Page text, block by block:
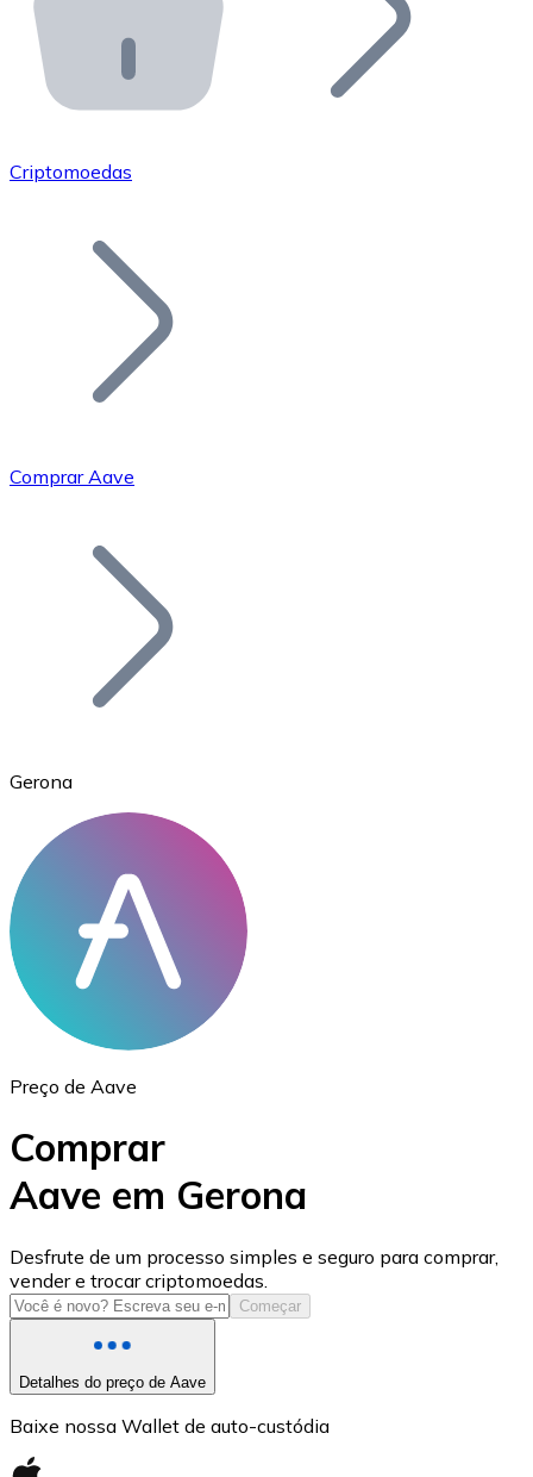
API Bitnovo
Integre nossa API no seu ecossistema.
Junte-se à nossa rede de revendedores e comercialize
Adicione o token do seu projeto ao nosso serviço de
Bitcoin
Ethereum
ETH
USD Coin
USDC
Criptomoedas
Comprar Aave
Gerona
Preço de Aave
Comprar
Aave em Gerona
Desfrute de um processo simples e seguro para comprar,
vender e trocar criptomoedas.
Começar
Detalhes do preço de Aave
Baixe nossa Wallet de auto-custódia